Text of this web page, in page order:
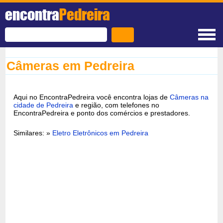
encontraPedreira
Câmeras em Pedreira
Aqui no EncontraPedreira você encontra lojas deCâmeras na
cidade de Pedreira e região, com telefones no
EncontraPedreira e ponto dos comércios e prestadores.
Similares: » Eletro Eletrônicos em Pedreira